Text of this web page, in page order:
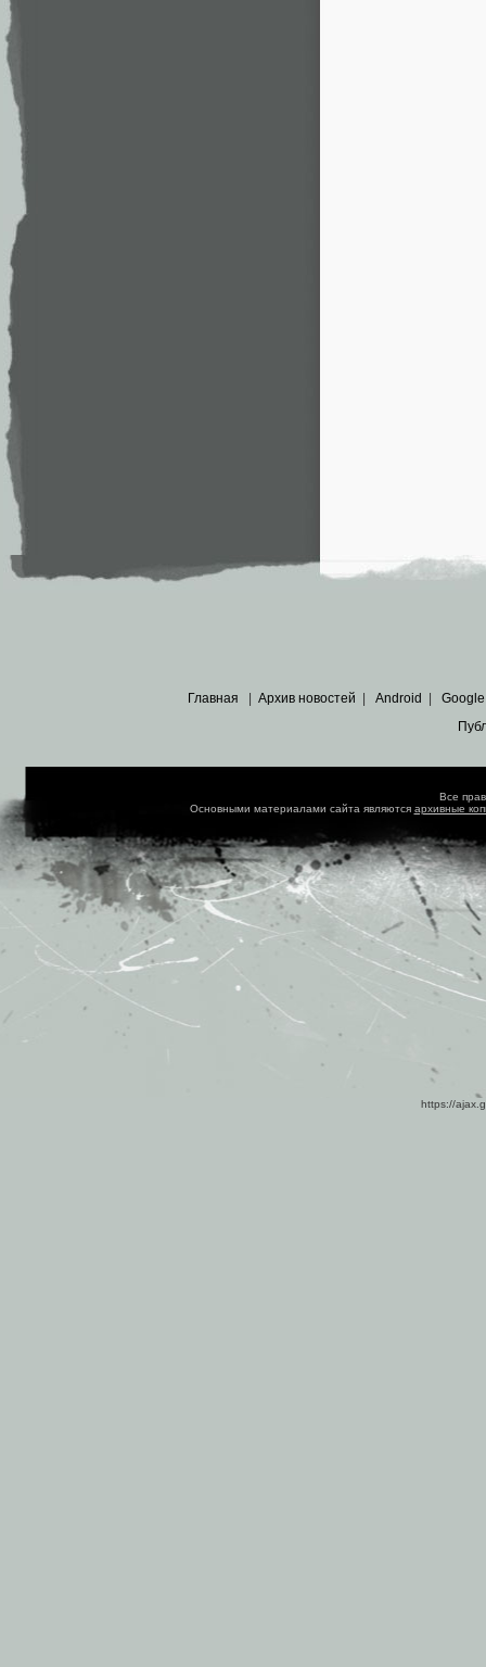
Главная Архив новостей Android Google
Все
Основными материалами сайта являются архивные
https://